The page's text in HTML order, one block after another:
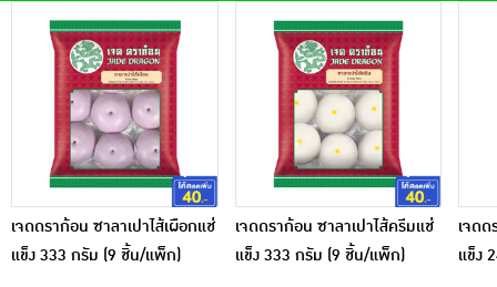
เจดดราก้อน ซาลาเปาไส้เผือกแช่
แข็ง 333 กรัม (9 ชิ้น/แพ็ก)
เจดดราก้อน ซาลาเปาไส้ครีมแช่
แข็ง 333 กรัม (9 ชิ้น/แพ็ก)
เจด
แข็ง